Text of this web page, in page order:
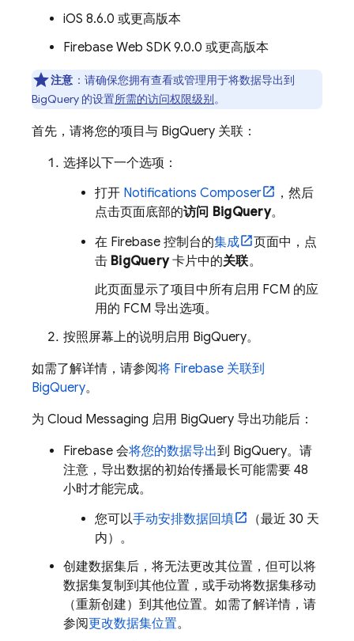
iOS 8.6.0 或更高版本
Firebase Web SDK 9.0.0 或更高版本
注意 ： 请确保您拥有查看或管理用于将数据导出到
BigQuery 的设置所需的访问权限级别。
首先，请将您的项目与 BigQuery 关联：
选择以下一个选项：
打开 Notifications Composer
，然后
点击页面底部的访问 BigQuery。
在 Firebase 控制台的集成
页面中，点
击 BigQuery卡片中的关联。
此页面显示了项目中所有启用 FCM 的应
用的 FCM 导出选项。
按照屏幕上的说明启用 BigQuery。
如需了解详情，请参阅将 Firebase 关联到
BigQuery。
为 Cloud Messaging 启用 BigQuery 导出功能后：
Firebase 会将您的数据导出到 BigQuery。请
注意，导出数据的初始传播最长可能需要 48
小时才能完成。
您可以手动安排数据回填
（最近 30 天
内）。
创建数据集后，将无法更改其位置，但可以将
数据集复制到其他位置，或手动将数据集移动
（重新创建）到其他位置。如需了解详情，请
参阅更改数据集位置。